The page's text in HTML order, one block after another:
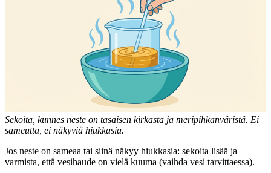
Sekoita, kunnes neste on tasaisen kirkasta ja meripihkanväristä. Ei
sameutta, ei näkyviä hiukkasia.
Jos neste on sameaa tai siinä näkyy hiukkasia: sekoita lisää ja
varmista, että vesihaude on vielä kuuma (vaihda vesi tarvittaessa).